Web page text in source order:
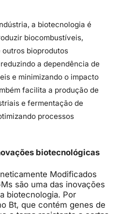
a biotecnologia é
biocombustíveis,
outros bioprodutos
a dependência de
e minimizando o impacto
facilita a produção de
e fermentação de
processos
biotecnológicas
Modificados
são uma das inovações
biotecnologia. Por
Bt, que contém genes de